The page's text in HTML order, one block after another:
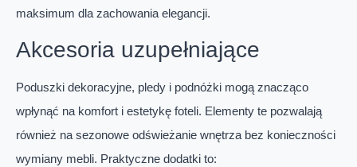
maksimum dla zachowania elegancji.
Akcesoria uzupełniające
Poduszki dekoracyjne, pledy i podnóżki mogą znacząco
wpłynąć na komfort i estetykę foteli. Elementy te pozwalają
również na sezonowe odświeżanie wnętrza bez konieczności
wymiany mebli. Praktyczne dodatki to: